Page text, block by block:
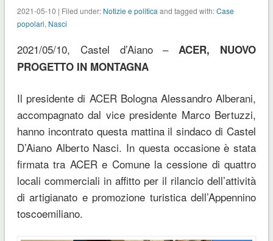
2021-05-10 | Filed under: Notizie e politica and tagged with:Case
popolari, Nasci
2021/05/10, Castel d’Aiano – ACER, NUOVO
PROGETTO IN MONTAGNA
Il presidente di ACER Bologna Alessandro Alberani,
accompagnato dal vice presidente Marco Bertuzzi,
hanno incontrato questa mattina il sindaco di Castel
D’Aiano Alberto Nasci. In questa occasione è stata
firmata tra ACER e Comune la cessione di quattro
locali commerciali in affitto per il rilancio dell’attività
di artigianato e promozione turistica dell’Appennino
toscoemiliano.